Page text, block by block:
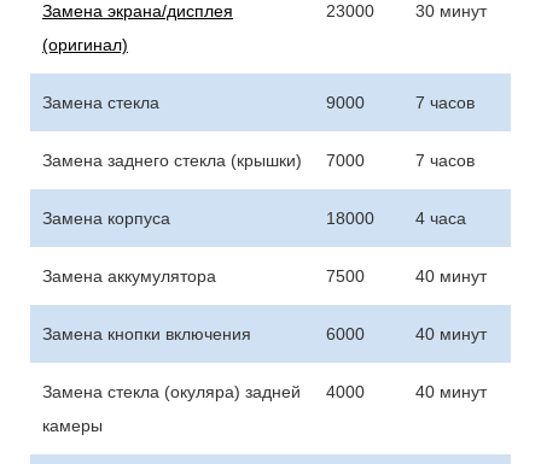
Замена экрана/дисплея
(оригинал)
23000 30 минут
Замена стекла 9000 7 часов
Замена заднего стекла (крышки) 7000 7 часов
Замена корпуса 18000 4 часа
Замена аккумулятора 7500 40 минут
Замена кнопки включения 6000 40 минут
Замена стекла (окуляра) задней
камеры
4000 40 минут